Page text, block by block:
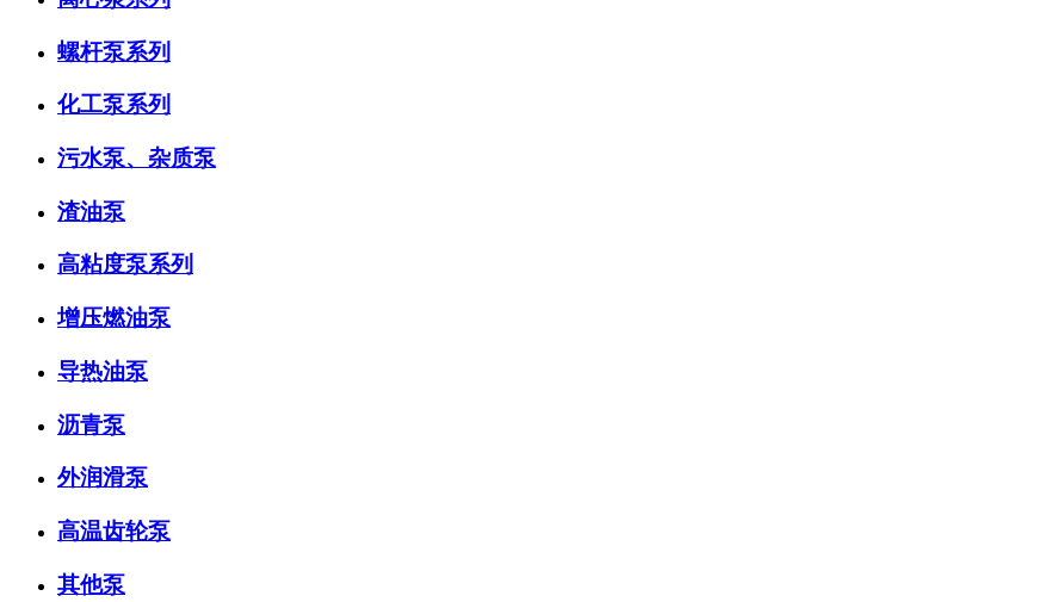
螺杆泵系列
化工泵系列
污水泵、杂质泵
渣油泵
高粘度泵系列
增压燃油泵
导热油泵
沥青泵
外润滑泵
高温齿轮泵
其他泵